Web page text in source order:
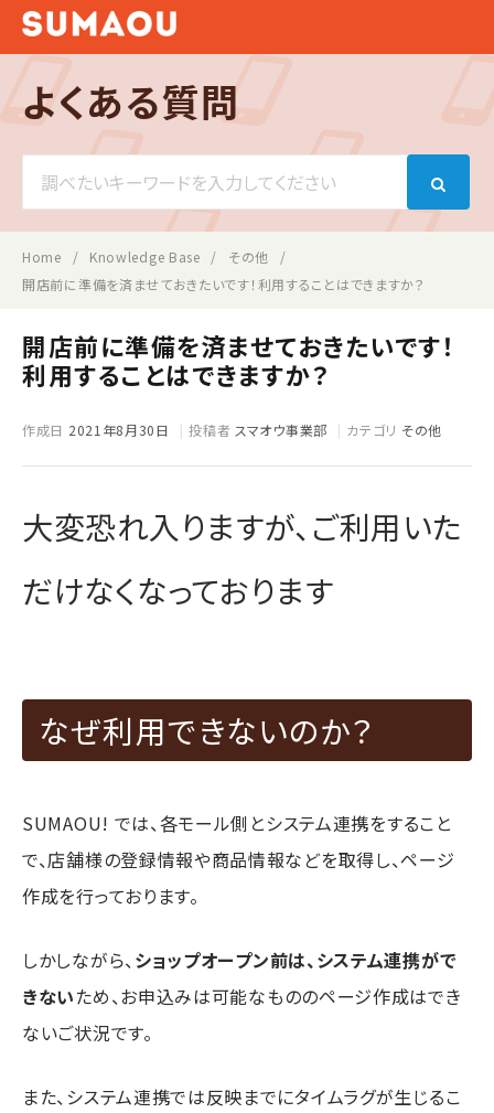
よくある質問
For
Home Knowledge Base
その他
開店前に準備を済ませておきたいです！利用することはできますか？
開店前に準備を済ませておきたいです！
利用することはできますか？
作成日 2021年8月30日 投稿者 スマオウ事業部 カテゴリ その他
大変恐れ入りますが、ご利用いた
だけなくなっております
なぜ利用できないのか？
SUMAOU! では、各モール側とシステム連携をすること
で、店舗様の登録情報や商品情報などを取得し、ページ
作成を行っております。
しかしながら、ショップオープン前は、システム連携がで
きないため、お申込みは可能なもののページ作成はでき
ないご状況です。
また、システム連携では反映までにタイムラグが生じるこ